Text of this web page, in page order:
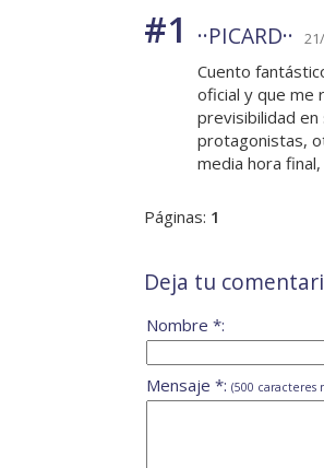
#1 ··PICARD··
Cuento
oficial y que me
previsibilidad
protagonistas,
media hora final,
Páginas: 1
Deja tu
Nombre *:
Mensaje *: (500 caracteres